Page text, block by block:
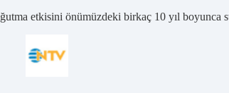
etkisini önümüzdeki birkaç 10 yıl boyunca